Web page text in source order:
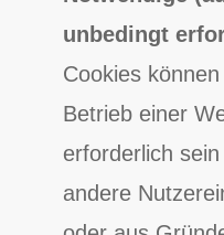
unbedingt
Cookies
Betrieb einer
erforderlich
andere